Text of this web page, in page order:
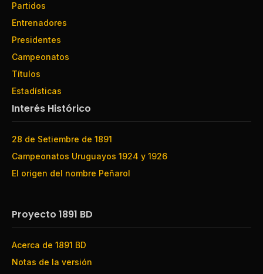
Partidos
Entrenadores
Presidentes
Campeonatos
Títulos
Estadísticas
Interés Histórico
28 de Setiembre de 1891
Campeonatos Uruguayos 1924 y 1926
El origen del nombre Peñarol
Proyecto 1891 BD
Acerca de 1891 BD
Notas de la versión